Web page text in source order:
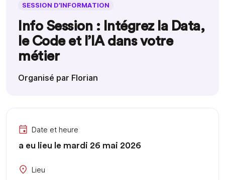
SESSION D’INFORMATION
Info Session : Intégrez la Data,
le Code et l’IA dans votre
métier
Organisé par Florian
Date et heure
a eu lieu le mardi 26 mai 2026
Lieu